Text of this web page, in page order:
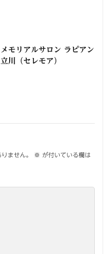
メモリアルサロン ラピアン
立川（セレモア）
ません。 ※ が付いている欄は